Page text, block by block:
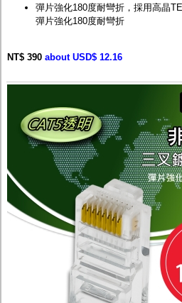
彈片強化180度耐彎折，採用高晶
彈片強化180度耐彎折
NT$ 390 about USD$ 12.16